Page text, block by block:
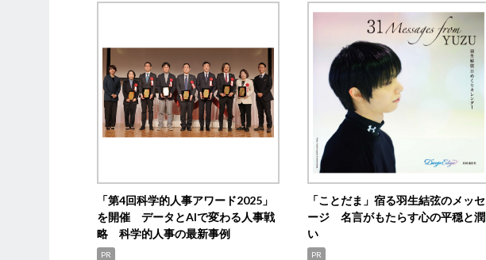
「第4回科学的人事アワード2025」
を開催 データとAIで変わる人事戦
略 科学的人事の最新事例
PR
「ことだま」宿る羽生結弦のメッセ
ージ 名言がもたらす心の平穏と潤
い
PR